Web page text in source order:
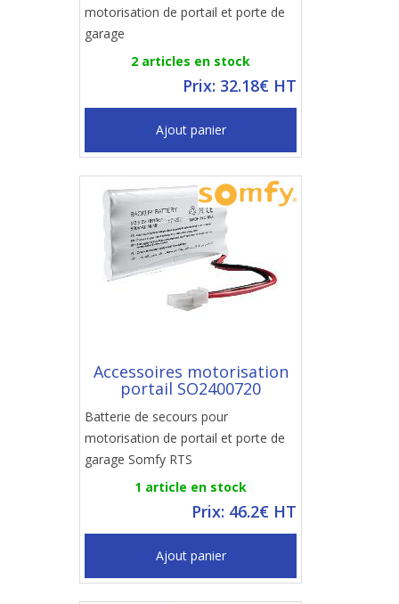
motorisation de portail et porte de
garage
2 articles en stock
Prix: 32.18€ HT
Ajout panier
Accessoires motorisation
portail SO2400720
Batterie de secours pour
motorisation de portail et porte de
garage Somfy RTS
1 article en stock
Prix: 46.2€ HT
Ajout panier